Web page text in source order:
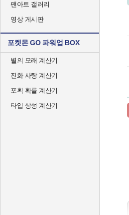
팬아트 갤러리
영상 게시판
포켓몬 GO 파워업 BOX
별의 모래 계산기
진화 사탕 계산기
포획 확률 계산기
타입 상성 계산기